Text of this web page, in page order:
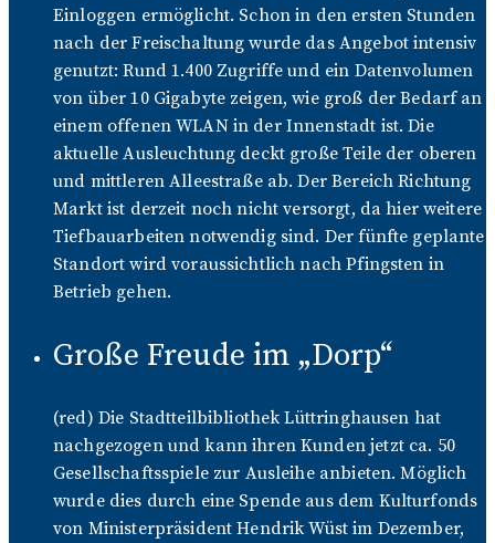
Einloggen ermöglicht. Schon in den ersten Stunden
nach der Freischaltung wurde das Angebot intensiv
genutzt: Rund 1.400 Zugriffe und ein Datenvolumen
von über 10 Gigabyte zeigen, wie groß der Bedarf an
einem offenen WLAN in der Innenstadt ist. Die
aktuelle Ausleuchtung deckt große Teile der oberen
und mittleren Alleestraße ab. Der Bereich Richtung
Markt ist derzeit noch nicht versorgt, da hier weitere
Tiefbauarbeiten notwendig sind. Der fünfte geplante
Standort wird voraussichtlich nach Pfingsten in
Betrieb gehen.
Große Freude im „Dorp“
(red) Die Stadtteilbibliothek Lüttringhausen hat
nachgezogen und kann ihren Kunden jetzt ca. 50
Gesellschaftsspiele zur Ausleihe anbieten. Möglich
wurde dies durch eine Spende aus dem Kulturfonds
von Ministerpräsident Hendrik Wüst im Dezember,